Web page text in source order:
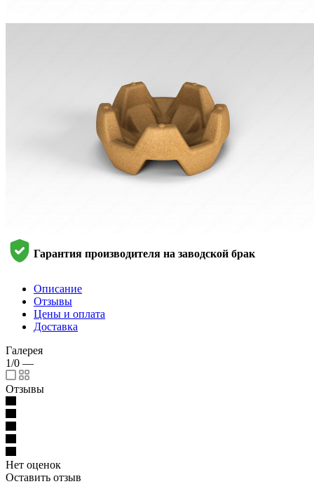
Гарантия производителя на заводской брак
Описание
Отзывы
Цены и оплата
Доставка
Галерея
1/0 —
Отзывы
Нет оценок
Оставить отзыв